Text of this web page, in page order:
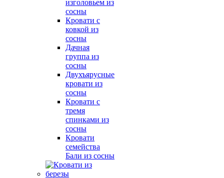
изголовьем из
сосны
Кровати с
ковкой из
сосны
Дачная
группа из
сосны
Двухъярусные
кровати из
сосны
Кровати с
тремя
спинками из
сосны
Кровати
семейства
Бали из сосны